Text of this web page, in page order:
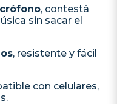
, contestá
sin sacar el
, resistente y fácil
con celulares,